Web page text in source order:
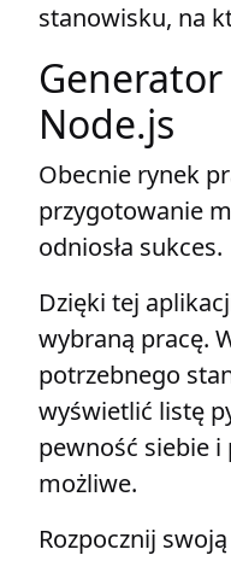
stanowisku, na
Node.js
Obecnie rynek
przygotowanie
odniosła sukces.
Dzięki tej
wybraną pracę.
potrzebnego
wyświetlić listę
pewność siebie
możliwe.
Rozpocznij